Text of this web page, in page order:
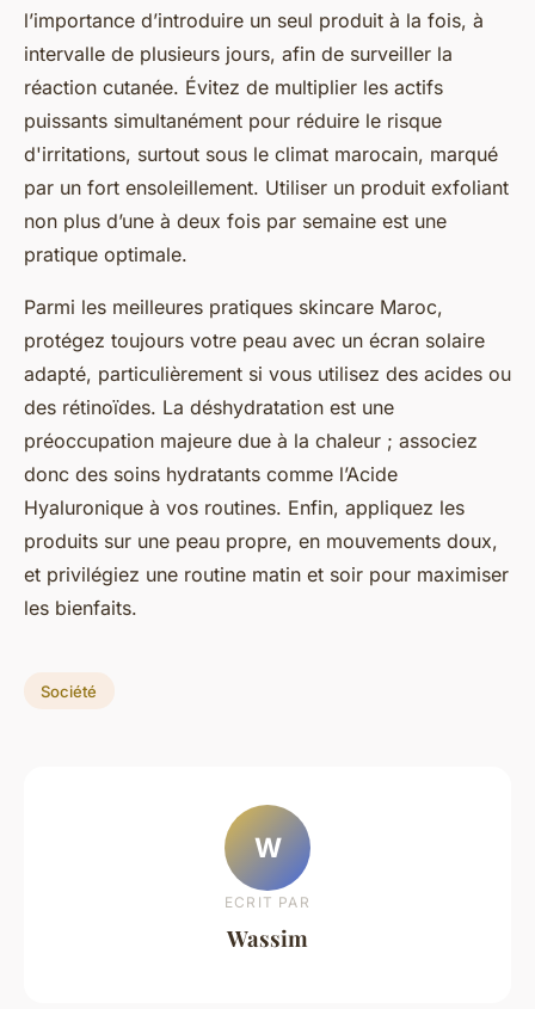
l’importance d’introduire un seul produit à la fois, à
intervalle de plusieurs jours, afin de surveiller la
réaction cutanée. Évitez de multiplier les actifs
puissants simultanément pour réduire le risque
d'irritations, surtout sous le climat marocain, marqué
par un fort ensoleillement. Utiliser un produit exfoliant
non plus d’une à deux fois par semaine est une
pratique optimale.
Parmi les meilleures pratiques skincare Maroc,
protégez toujours votre peau avec un écran solaire
adapté, particulièrement si vous utilisez des acides ou
des rétinoïdes. La déshydratation est une
préoccupation majeure due à la chaleur ; associez
donc des soins hydratants comme l’Acide
Hyaluronique à vos routines. Enfin, appliquez les
produits sur une peau propre, en mouvements doux,
et privilégiez une routine matin et soir pour maximiser
les bienfaits.
Société
W
ECRIT PAR
Wassim